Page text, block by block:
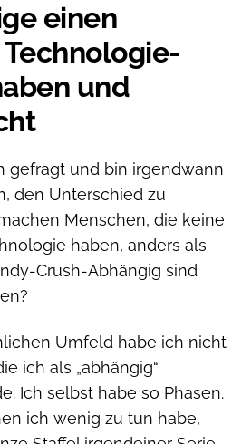
einen
und
gefragt und bin irgendwann
den Unterschied zu
Menschen, die keine
haben, anders als
Crush-Abhängig sind
Umfeld habe ich nicht
ich als „abhängig“
Ich selbst habe so Phasen.
ich wenig zu tun habe,